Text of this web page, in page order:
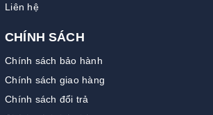
Liên hệ
CHÍNH SÁCH
Chính sách bảo hành
Chính sách giao hàng
Chính sách đổi trả